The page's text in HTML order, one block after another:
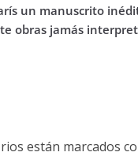
un manuscrito
obras jamás
están marcados